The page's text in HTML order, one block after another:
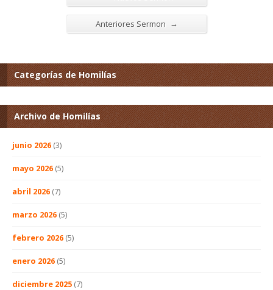
Anteriores Sermon →
Categorías de Homilías
Archivo de Homilías
junio 2026 (3)
mayo 2026 (5)
abril 2026 (7)
marzo 2026 (5)
febrero 2026 (5)
enero 2026 (5)
diciembre 2025 (7)